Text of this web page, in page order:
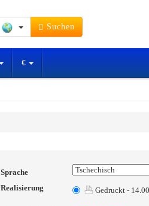
Suchen
€
Sprache
Realisierung
Gedruckt -